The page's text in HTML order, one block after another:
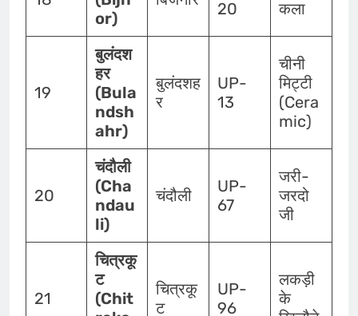
or)
20
कला
19
बुलंदश
हर
(Bula
ndsh
ahr)
बुलंदशह
र
UP-
13
चीनी
मिट्टी
(Cera
mic)
20
चंदौली
(Cha
ndau
li)
चंदौली
UP-
67
जरी-
जरदो
जी
21
चित्रकू
ट
(Chit
चित्रकू
ट
UP-
96
लकड़ी
के